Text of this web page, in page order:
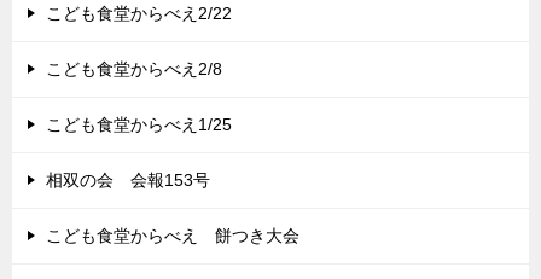
こども食堂からべえ2/22
こども食堂からべえ2/8
こども食堂からべえ1/25
相双の会 会報153号
こども食堂からべえ 餅つき大会